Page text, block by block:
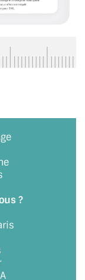
VERRES
?